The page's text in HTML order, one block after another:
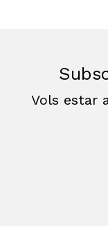
Vols estar